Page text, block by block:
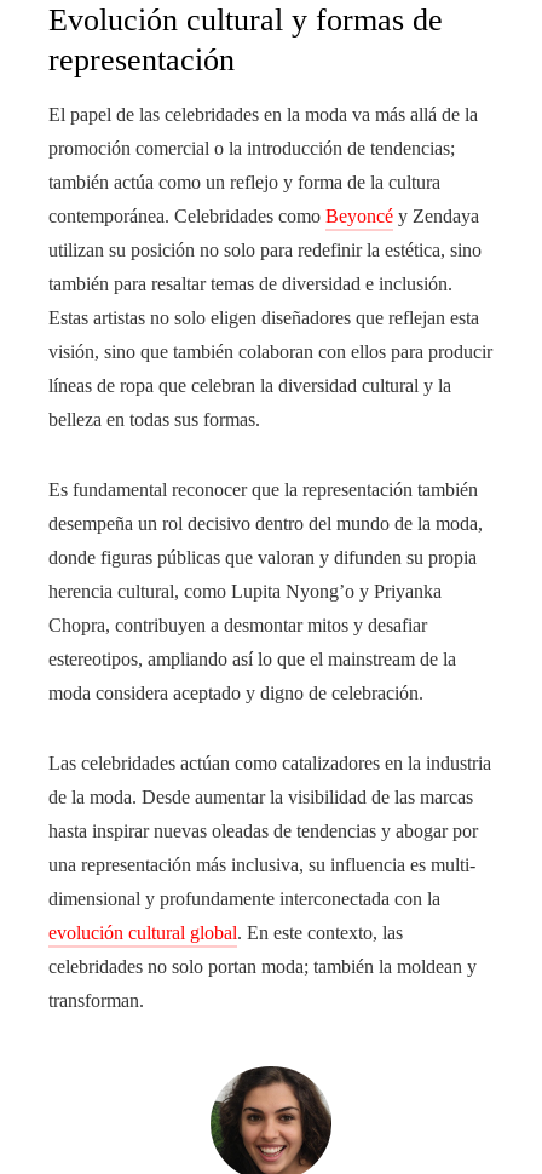
Evolución cultural y formas de
representación
El papel de las celebridades en la moda va más allá de la
promoción comercial o la introducción de tendencias;
también actúa como un reflejo y forma de la cultura
contemporánea. Celebridades como Beyoncé y Zendaya
utilizan su posición no solo para redefinir la estética, sino
también para resaltar temas de diversidad e inclusión.
Estas artistas no solo eligen diseñadores que reflejan esta
visión, sino que también colaboran con ellos para producir
líneas de ropa que celebran la diversidad cultural y la
belleza en todas sus formas.
Es fundamental reconocer que la representación también
desempeña un rol decisivo dentro del mundo de la moda,
donde figuras públicas que valoran y difunden su propia
herencia cultural, como Lupita Nyong’o y Priyanka
Chopra, contribuyen a desmontar mitos y desafiar
estereotipos, ampliando así lo que el mainstream de la
moda considera aceptado y digno de celebración.
Las celebridades actúan como catalizadores en la industria
de la moda. Desde aumentar la visibilidad de las marcas
hasta inspirar nuevas oleadas de tendencias y abogar por
una representación más inclusiva, su influencia es multi-
dimensional y profundamente interconectada con la
evolución cultural global. En este contexto, las
celebridades no solo portan moda; también la moldean y
transforman.